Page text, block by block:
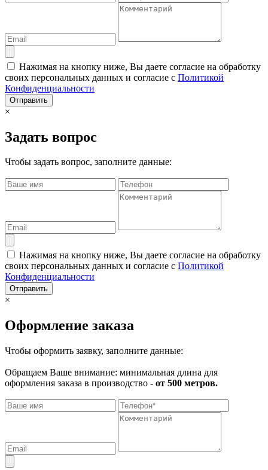
Нажимая на кнопку ниже, Вы даете согласие на обработку
своих персональных данных и согласие с Политикой
Конфиденциальности
Отправить
×
Задать вопрос
Чтобы задать вопрос, заполните данные:
Нажимая на кнопку ниже, Вы даете согласие на обработку
своих персональных данных и согласие с Политикой
Конфиденциальности
Отправить
×
Оформление заказа
Чтобы оформить заявку, заполните данные:
Обращаем Ваше внимание: минимальная длина для
оформления заказа в производство - от 500 метров.